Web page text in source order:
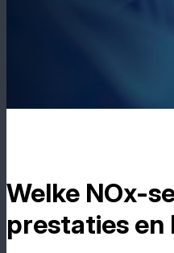
Welke NOx-
prestaties en